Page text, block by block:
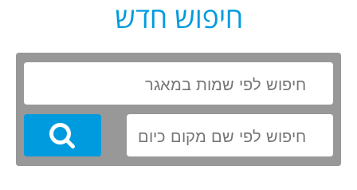
חיפוש חדש
Search